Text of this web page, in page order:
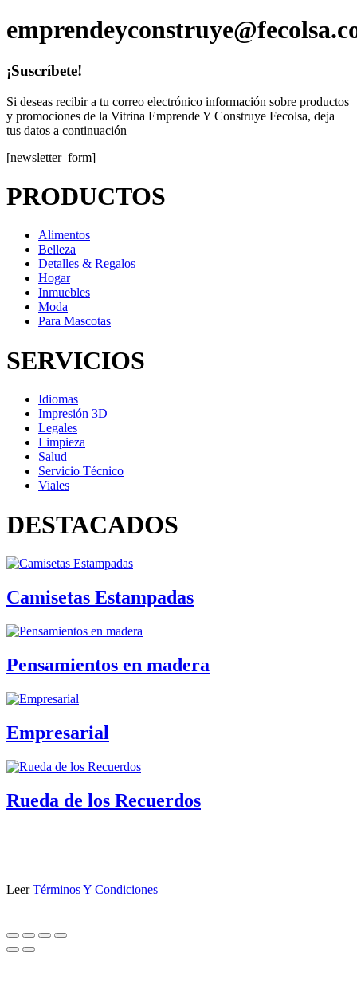
¡Suscríbete!
Si deseas recibir a tu correo electrónico información sobre productos
y promociones de la Vitrina Emprende Y Construye Fecolsa, deja
tus datos a continuación
[newsletter_form]
PRODUCTOS
Alimentos
Belleza
Detalles & Regalos
Hogar
Inmuebles
Moda
Para Mascotas
SERVICIOS
Idiomas
Impresión 3D
Legales
Limpieza
Salud
Servicio Técnico
Viales
DESTACADOS
Camisetas Estampadas
Pensamientos en madera
Empresarial
Rueda de los Recuerdos
LeerTérminos Y Condiciones